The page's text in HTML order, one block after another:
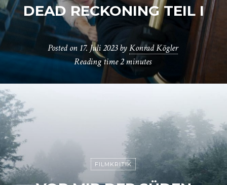
DEAD RECKONING TEIL I
Posted on 17. Juli 2023 byKonrad Kögler
Reading time2 minutes
FILMKRITIK